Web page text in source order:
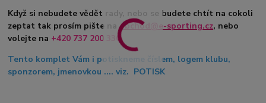
Když si nebudete vědět rady, nebo se budete chtít na cokoli
zeptat tak prosím pište naobchod@e-sporting.cz, nebo
volejte na +420 737 200 336
Tento komplet Vám i potiskneme číslem, logem klubu,
sponzorem, jmenovkou .... viz. POTISK